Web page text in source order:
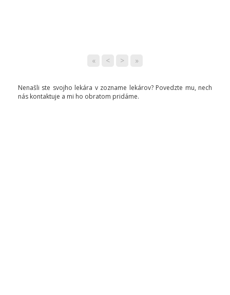
« < > »
Nenašli ste svojho lekára v zozname lekárov? Povedzte mu, nech
nás kontaktuje a mi ho obratom pridáme.